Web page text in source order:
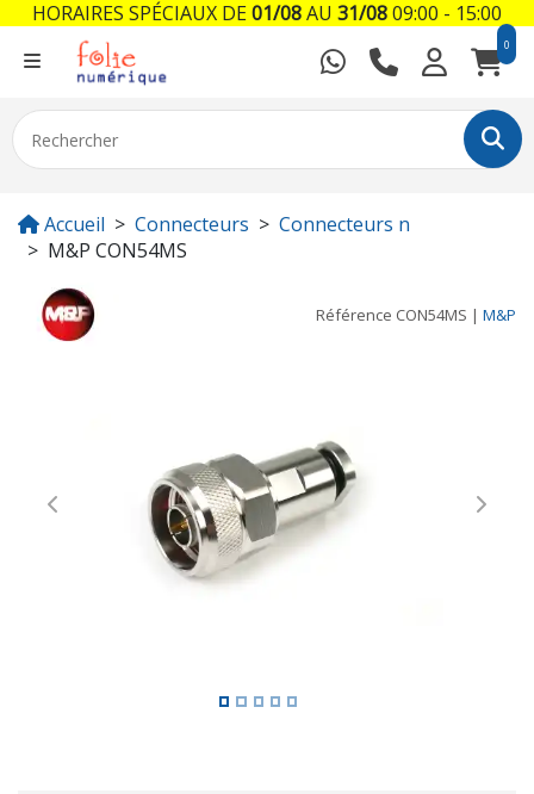
0
Accueil Connecteurs
Connecteurs n
M&P CON54MS
Référence CON54MS | M&P
Previous Next
HORAIRES SPÉCIAUX DE01/08AU 31/0809:00 - 15:00